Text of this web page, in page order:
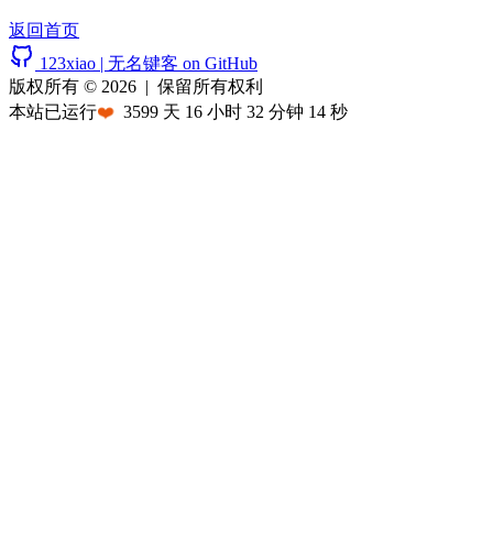
返回首页
123xiao | 无名键客 on GitHub
版权所有 © 2026 | 保留所有权利
本站已运行❤️ 3599 天 16 小时 32 分钟 14 秒